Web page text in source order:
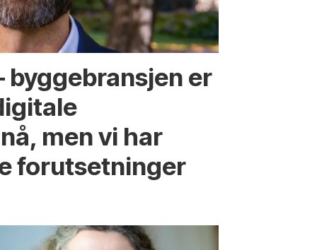
byggebransjen er
men vi har
forutsetninger